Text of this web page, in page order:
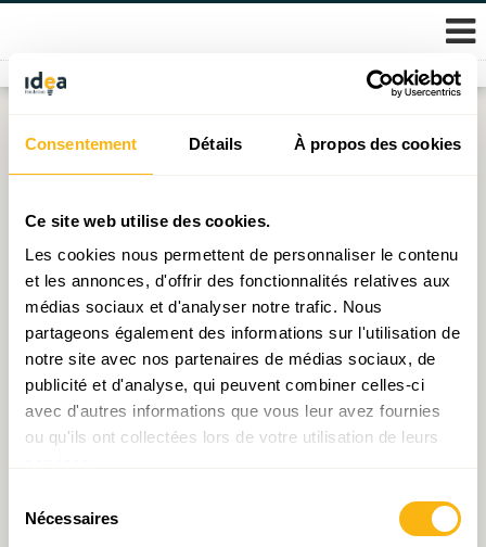
Consentement Détails À propos des cookies
Ce site web utilise des cookies.
Les cookies nous permettent de personnaliser le contenu
et les annonces, d'offrir des fonctionnalités relatives aux
médias sociaux et d'analyser notre trafic. Nous
partageons également des informations sur l'utilisation de
notre site avec nos partenaires de médias sociaux, de
publicité et d'analyse, qui peuvent combiner celles-ci
avec d'autres informations que vous leur avez fournies
ou qu'ils ont collectées lors de votre utilisation de leurs
Nécessaires
Skip
content
Étiquette : visite
Visite de Claude Wiseler, Président de la Chambre des
Députés
Publié le22.04.2026parIDEA
© 2026 Fondation IDEA
Politique de protection des données personnelles